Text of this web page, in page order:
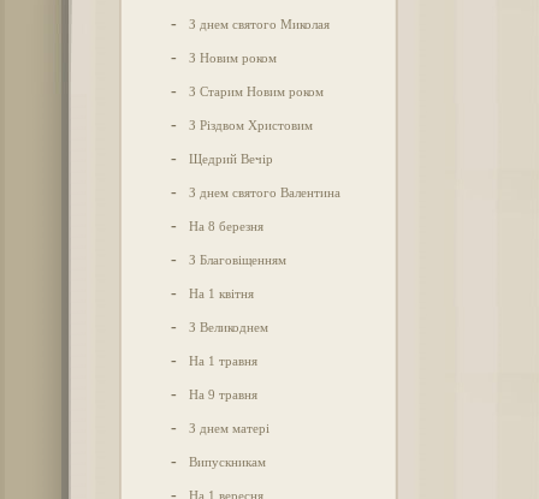
- З днем святого Миколая
- З Новим роком
- З Старим Новим роком
- З Різдвом Христовим
- Щедрий Вечір
- З днем святого Валентина
- На 8 березня
- З Благовіщенням
- На 1 квітня
- З Великоднем
- На 1 травня
- На 9 травня
- З днем матері
- Випускникам
- На 1 вересня